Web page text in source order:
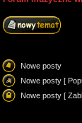
Nowe posty
Nowe posty [
Nowe posty [